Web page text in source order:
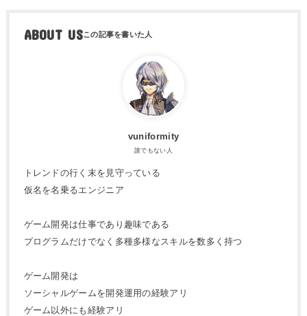
ABOUT US
vuniformity
誰でもない人
トレンドの行く末を見守っている
仮名を名乗るエンジニア
ゲーム開発は仕事であり趣味である
プログラムだけでなく多種多様なスキルを数多く持つ
ゲーム開発は
ソーシャルゲームを開発運用の経験アリ
ゲーム以外にも経験アリ